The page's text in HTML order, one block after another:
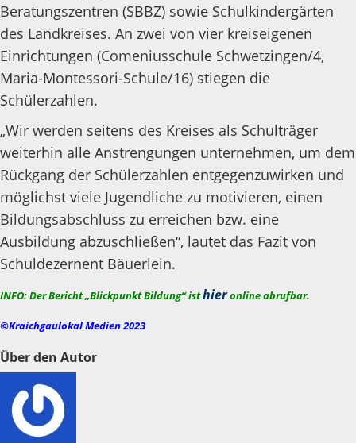
Beratungszentren (SBBZ) sowie Schulkindergärten
des Landkreises. An zwei von vier kreiseigenen
Einrichtungen (Comeniusschule Schwetzingen/4,
Maria-Montessori-Schule/16) stiegen die
Schülerzahlen.
„Wir werden seitens des Kreises als Schulträger
weiterhin alle Anstrengungen unternehmen, um dem
Rückgang der Schülerzahlen entgegenzuwirken und
möglichst viele Jugendliche zu motivieren, einen
Bildungsabschluss zu erreichen bzw. eine
Ausbildung abzuschließen“, lautet das Fazit von
Schuldezernent Bäuerlein.
INFO: Der Bericht „Blickpunkt Bildung“ isthieronline abrufbar.
©Kraichgaulokal Medien 2023
Über den Autor